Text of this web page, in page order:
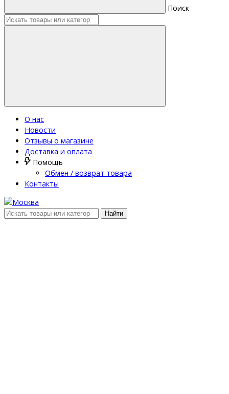
Поиск
О нас
Новости
Отзывы о магазине
Доставка и оплата
Помощь
Обмен / возврат товара
Контакты
Найти